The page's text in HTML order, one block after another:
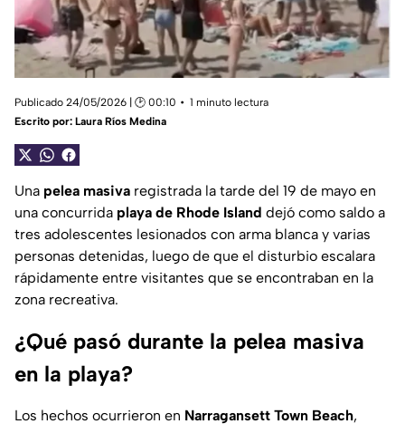
Publicado 24/05/2026 | 🕑 00:10
1 minuto lectura
Escrito por: Laura Ríos Medina
Una pelea masiva registrada la tarde del 19 de mayo en
una concurrida playa de Rhode Island dejó como saldo a
tres adolescentes lesionados con arma blanca y varias
personas detenidas, luego de que el disturbio escalara
rápidamente entre visitantes que se encontraban en la
zona recreativa.
¿Qué pasó durante la pelea masiva
en la playa?
Los hechos ocurrieron en Narragansett Town Beach,